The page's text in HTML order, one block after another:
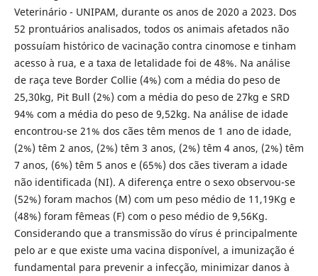
Veterinário - UNIPAM, durante os anos de 2020 a 2023. Dos
52 prontuários analisados, todos os animais afetados não
possuíam histórico de vacinação contra cinomose e tinham
acesso à rua, e a taxa de letalidade foi de 48%. Na análise
de raça teve Border Collie (4%) com a média do peso de
25,30kg, Pit Bull (2%) com a média do peso de 27kg e SRD
94% com a média do peso de 9,52kg. Na análise de idade
encontrou-se 21% dos cães têm menos de 1 ano de idade,
(2%) têm 2 anos, (2%) têm 3 anos, (2%) têm 4 anos, (2%) têm
7 anos, (6%) têm 5 anos e (65%) dos cães tiveram a idade
não identificada (NI). A diferença entre o sexo observou-se
(52%) foram machos (M) com um peso médio de 11,19Kg e
(48%) foram fêmeas (F) com o peso médio de 9,56Kg.
Considerando que a transmissão do vírus é principalmente
pelo ar e que existe uma vacina disponível, a imunização é
fundamental para prevenir a infecção, minimizar danos à